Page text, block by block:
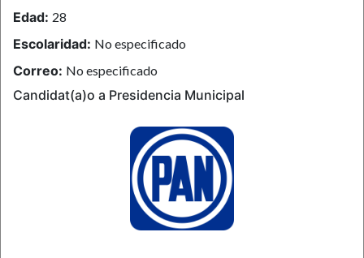
Edad: 28
Escolaridad: No especificado
Correo: No especificado
Candidat(a)o a Presidencia Municipal